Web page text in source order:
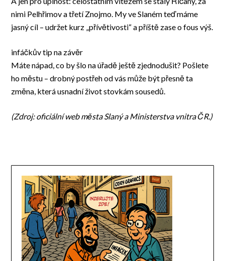
nimi Pelhřimov a třetí Znojmo. My ve Slaném teď máme
jasný cíl – udržet kurz „přívětivosti“ a příště zase o fous výš.
infáčkův tip na závěr
Máte nápad, co by šlo na úřadě ještě zjednodušit? Pošlete
ho městu – drobný postřeh od vás může být přesně ta
změna, která usnadní život stovkám sousedů.
(Zdroj: oficiální web města Slaný a Ministerstva vnitra ČR.)